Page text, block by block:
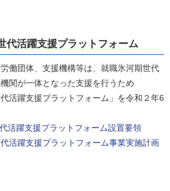
代活躍支援プラットフォーム
働団体、支援機構等は、就職氷河期世代
関が一体となった支援を行うため
活躍支援プラットフォーム」を令和２年6
活躍支援プラットフォーム設置要領
活躍支援プラットフォーム事業実施計画